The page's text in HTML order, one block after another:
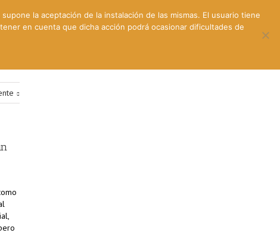
la aceptación de la instalación de las mismas. El usuario tiene
en cuenta que dicha acción podrá ocasionar dificultades de